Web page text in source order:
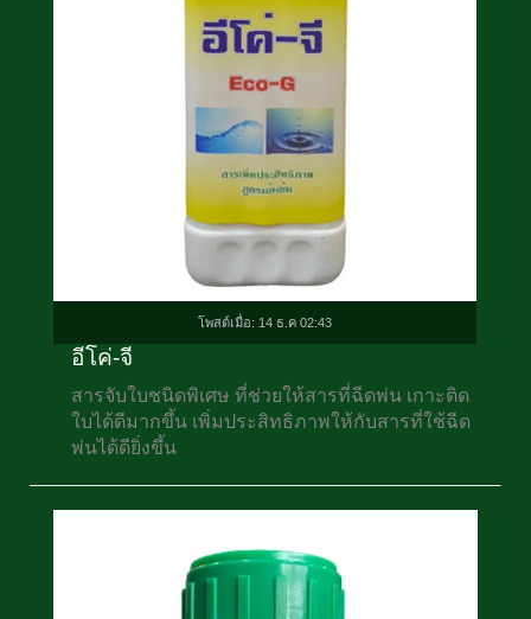
อีโค่-จี
สารจับใบชนิดพิเศษ ที่ช่วยให้สารที่ฉีดพ่น เกาะติด
ใบได้ดีมากขึ้น เพิ่มประสิทธิภาพให้กับสารที่ใช้ฉีด
พ่นได้ดียิ่งขึ้น